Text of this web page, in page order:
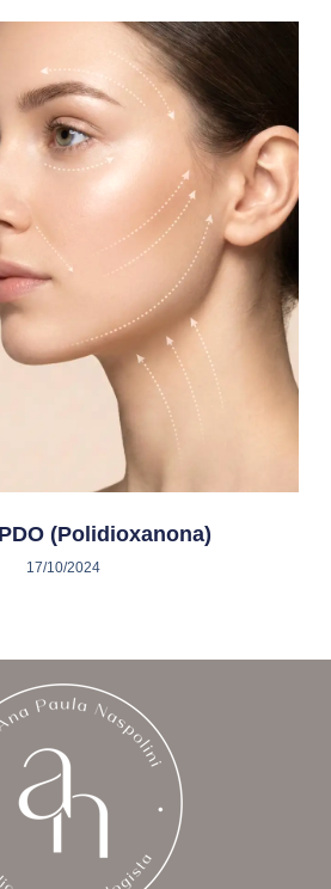
(Polidioxanona)
17/10/2024